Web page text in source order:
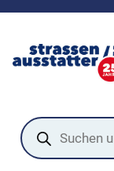
Products
search